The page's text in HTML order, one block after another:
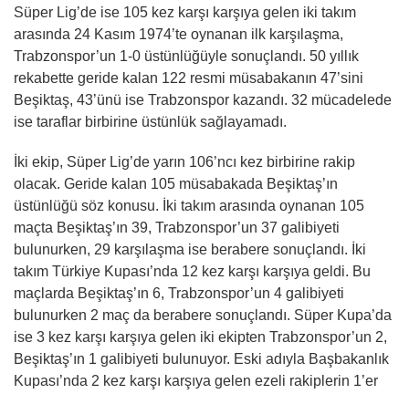
Süper Lig’de ise 105 kez karşı karşıya gelen iki takım
arasında 24 Kasım 1974’te oynanan ilk karşılaşma,
Trabzonspor’un 1-0 üstünlüğüyle sonuçlandı. 50 yıllık
rekabette geride kalan 122 resmi müsabakanın 47’sini
Beşiktaş, 43’ünü ise Trabzonspor kazandı. 32 mücadelede
ise taraflar birbirine üstünlük sağlayamadı.
İki ekip, Süper Lig’de yarın 106’ncı kez birbirine rakip
olacak. Geride kalan 105 müsabakada Beşiktaş’ın
üstünlüğü söz konusu. İki takım arasında oynanan 105
maçta Beşiktaş’ın 39, Trabzonspor’un 37 galibiyeti
bulunurken, 29 karşılaşma ise berabere sonuçlandı. İki
takım Türkiye Kupası’nda 12 kez karşı karşıya geldi. Bu
maçlarda Beşiktaş’ın 6, Trabzonspor’un 4 galibiyeti
bulunurken 2 maç da berabere sonuçlandı. Süper Kupa’da
ise 3 kez karşı karşıya gelen iki ekipten Trabzonspor’un 2,
Beşiktaş’ın 1 galibiyeti bulunuyor. Eski adıyla Başbakanlık
Kupası’nda 2 kez karşı karşıya gelen ezeli rakiplerin 1’er